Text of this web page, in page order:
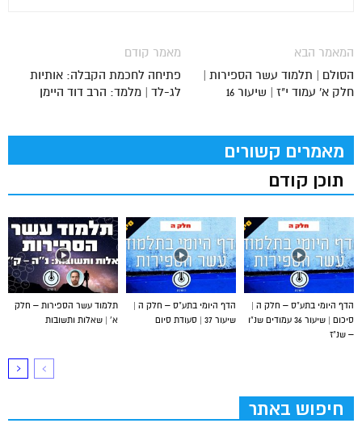
מאמר קודם
פתיחה לחכמת הקבלה: אותיות
לג-לד | מלמד: הרב דוד היימן
המאמר הבא
הסולם | תלמוד עשר הספירות |
חלק א' עמוד י"ז | שיעור 16
מאמרים קשורים
תוכן קודם
תלמוד עשר הספירות – חלק
א’ | שאלות ותשובות
הדף היומי בתע”ס – חלק ה |
שיעור 37 | סעודת סיום
הדף היומי בתע”ס – חלק ה |
סיכום | שיעור 36 עמודים שנ”ו
– שנ”ז
חיפוש באתר